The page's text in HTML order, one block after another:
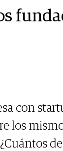
con
los